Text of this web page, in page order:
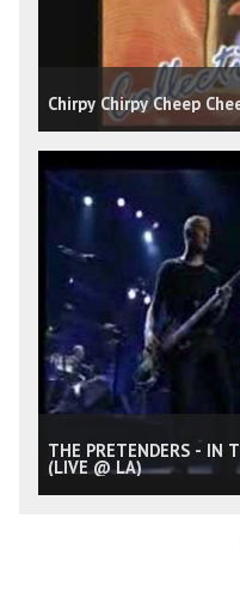
Chirpy Chirpy Cheep
THE PRETENDERS - IN
(LIVE @ LA)